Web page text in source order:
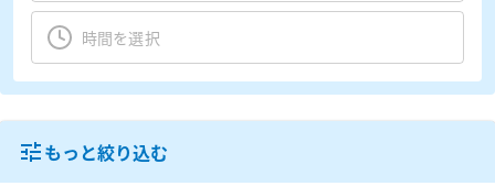
もっと絞り込む